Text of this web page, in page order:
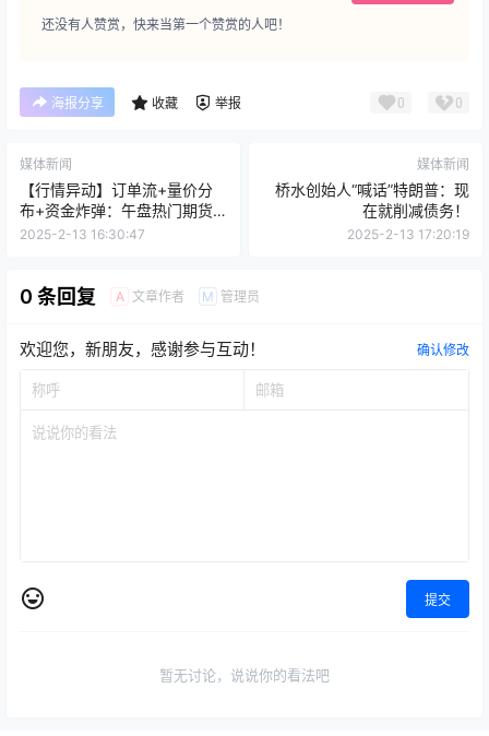
还没有人赞赏，快来当第一个赞赏的人吧！
海报分享 收藏 举报 0 0
媒体新闻
【行情异动】订单流+量价分
布+资金炸弹：午盘热门期货
品种复盘（2月13日）
2025-2-13 16:30:47
媒体新闻
桥水创始人“喊话”特朗普：现
在就削减债务！
2025-2-13 17:20:19
0 条回复 A 文章作者 M 管理员
欢迎您，新朋友，感谢参与互动！ 确认修改
提交
暂无讨论，说说你的看法吧